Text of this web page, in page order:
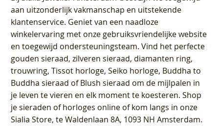
aan uitzonderlijk vakmanschap en uitstekende
klantenservice. Geniet van een naadloze
winkelervaring met onze gebruiksvriendelijke website
en toegewijd ondersteuningsteam. Vind het perfecte
gouden sieraad, zilveren sieraad, diamanten ring,
trouwring, Tissot horloge, Seiko horloge, Buddha to
Buddha sieraad of Blush sieraad om de mijlpalen in
je leven te vieren en elk moment te koesteren. Shop
je sieraden of horloges online of kom langs in onze
Sialia Store, te Waldenlaan 8A, 1093 NH Amsterdam.